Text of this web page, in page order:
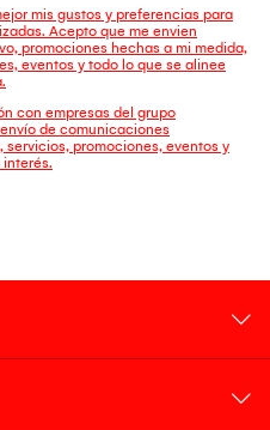
mis gustos y preferencias para
Acepto que me envien
promociones hechas a mi medida,
eventos y todo lo que se alinee
con empresas del grupo
de comunicaciones
promociones, eventos y